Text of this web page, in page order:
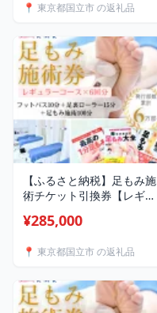
📍 東京都国立市 の返礼品
【ふるさと納税】足もみ施
術チケット引換券【レギュ
【1586426】
¥285,000
📍 東京都国立市 の返礼品